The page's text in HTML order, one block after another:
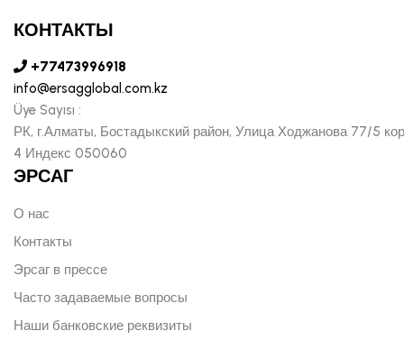
КОНТАКТЫ
+77473996918
info@ersagglobal.com.kz
Üye Sayısı :
РК, г.Алматы, Бостадыкский район, Улица Ходжанова 77/5
4 Индекс 050060
ЭРСАГ
О нас
Контакты
Эрсаг в прессе
Часто задаваемые вопросы
Наши банковские реквизиты